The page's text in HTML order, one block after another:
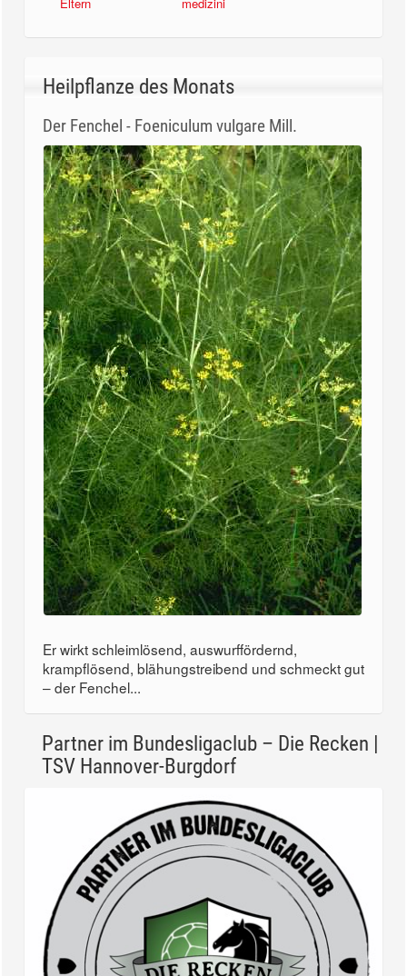
Heilpflanze des Monats
Der Fenchel - Foeniculum vulgare Mill.
– der Fenchel...
Partner im Bundesligaclub – Die Recken |
TSV Hannover-Burgdorf